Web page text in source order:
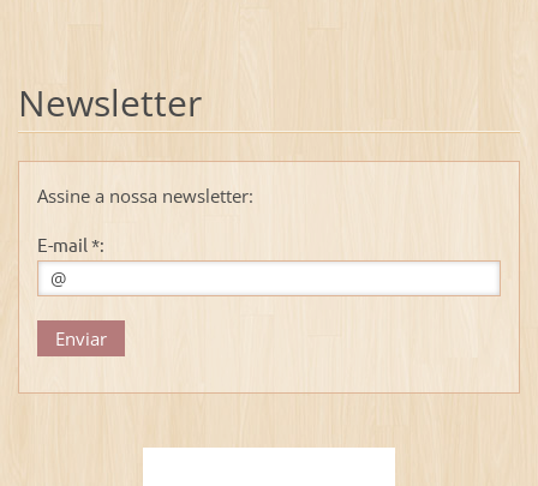
Newsletter
Assine a nossa newsletter:
E-mail *: